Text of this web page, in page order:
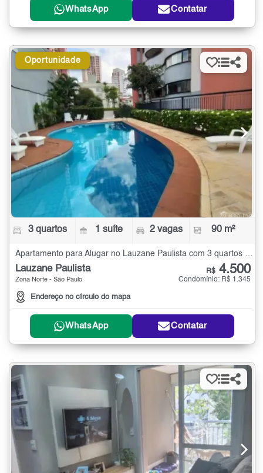
WhatsApp Contatar
Oportunidade
3 quartos 1 suíte 2 vagas 90 m²
Lauzane Paulista
Zona Norte - São Paulo
Endereço no círculo do mapa
R$ 4.500
Condomínio: R$ 1.345
WhatsApp Contatar